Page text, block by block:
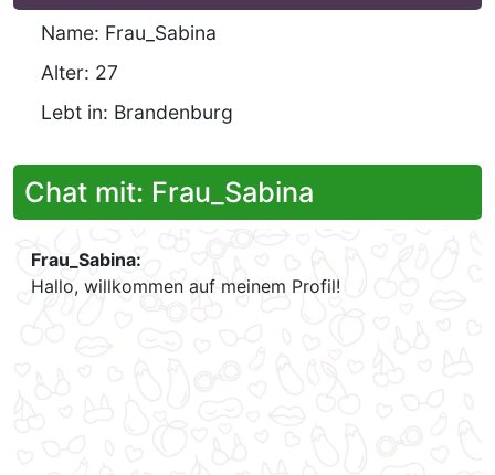
Name: Frau_Sabina
Alter: 27
Lebt in: Brandenburg
Chat mit: Frau_Sabina
Frau_Sabina:
Hallo, willkommen auf meinem Profil!